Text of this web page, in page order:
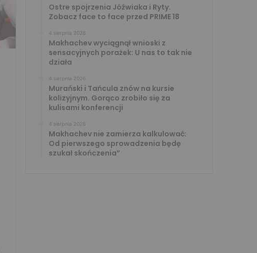
Ostre spojrzenia Jóźwiaka i Ryty.
Zobacz face to face przed PRIME 18
4 sierpnia 2026
Makhachev wyciągnął wnioski z
sensacyjnych porażek: U nas to tak nie
działa
4 sierpnia 2026
Murański i Tańcula znów na kursie
kolizyjnym. Gorąco zrobiło się za
kulisami konferencji
4 sierpnia 2026
Makhachev nie zamierza kalkulować:
Od pierwszego sprowadzenia będę
szukał skończenia”